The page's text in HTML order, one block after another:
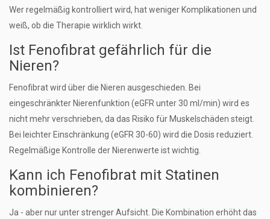
Wer regelmäßig kontrolliert wird, hat weniger Komplikationen und
weiß, ob die Therapie wirklich wirkt.
Ist Fenofibrat gefährlich für die
Nieren?
Fenofibrat wird über die Nieren ausgeschieden. Bei
eingeschränkter Nierenfunktion (eGFR unter 30 ml/min) wird es
nicht mehr verschrieben, da das Risiko für Muskelschäden steigt.
Bei leichter Einschränkung (eGFR 30-60) wird die Dosis reduziert.
Regelmäßige Kontrolle der Nierenwerte ist wichtig.
Kann ich Fenofibrat mit Statinen
kombinieren?
Ja - aber nur unter strenger Aufsicht. Die Kombination erhöht das